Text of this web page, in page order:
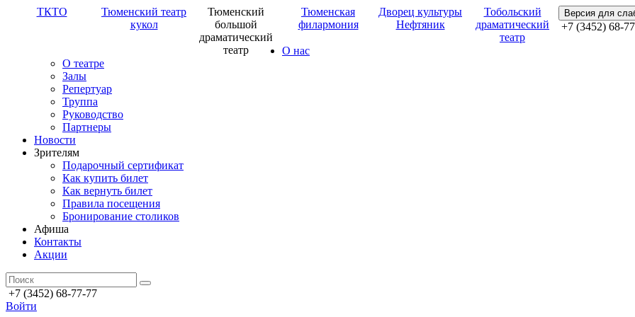
ТКТО
Тюменский театр
кукол
Тюменский
большой
драматический
театр
Тюменская
филармония
Дворец культуры
Нефтяник
Тобольский
драматический
театр
Версия для
+7 (3452) 68-
О нас
О театре
Залы
Репертуар
Труппа
Руководство
Партнеры
Новости
Зрителям
Подарочный сертификат
Как купить билет
Как вернуть билет
Правила посещения
Бронирование столиков
Афиша
Контакты
Акции
+7 (3452) 68-77-77
Войти